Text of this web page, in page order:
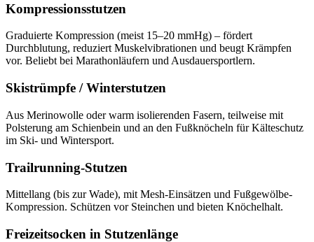
Kompressionsstutzen
Graduierte Kompression (meist 15–20 mmHg) – fördert
Durchblutung, reduziert Muskelvibrationen und beugt Krämpfen
vor. Beliebt bei Marathonläufern und Ausdauersportlern.
Skistrümpfe / Winterstutzen
Aus Merinowolle oder warm isolierenden Fasern, teilweise mit
Polsterung am Schienbein und an den Fußknöcheln für Kälteschutz
im Ski- und Wintersport.
Trailrunning-Stutzen
Mittellang (bis zur Wade), mit Mesh-Einsätzen und Fußgewölbe-
Kompression. Schützen vor Steinchen und bieten Knöchelhalt.
Freizeitsocken in Stutzenlänge